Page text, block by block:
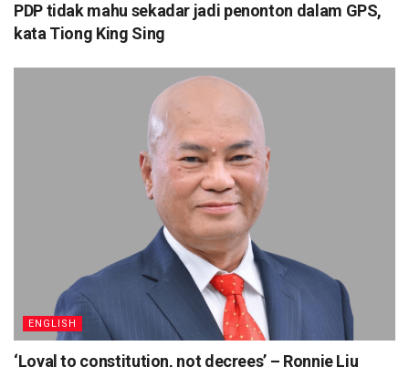
PDP tidak mahu sekadar jadi penonton dalam GPS,
kata Tiong King Sing
ENGLISH
‘Loyal to constitution, not decrees’ – Ronnie Liu